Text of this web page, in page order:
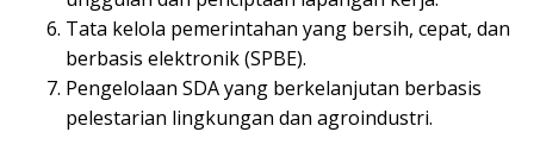
Tata kelola pemerintahan yang bersih, cepat, dan
berbasis elektronik (SPBE).
Pengelolaan SDA yang berkelanjutan berbasis
pelestarian lingkungan dan agroindustri.